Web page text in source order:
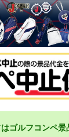
ゴルフコンペ景